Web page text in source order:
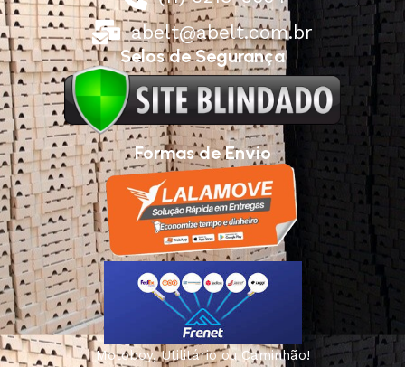
abelt@abelt.com.br
Selos de Segurança
Formas de Envio
Motoboy, Utilitário ou Caminhão!